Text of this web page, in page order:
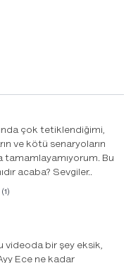
çok tetiklendiğimi,
ve kötü senaryoların
Bu
acaba? Sevgiler..
videoda bir şey eksik,
Ece ne kadar